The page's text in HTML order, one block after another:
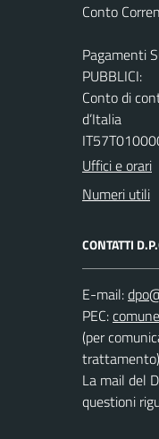
Conto
Pagamenti
PUBBLICI:
Conto di
d’Italia
Uffici e orari
Numeri utili
CONTATTI
E-mail:
PEC:
(per
trattamento)
La mail del
questioni